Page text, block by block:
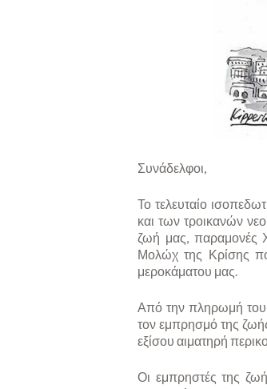
Συνάδελφοι,
Το τελευταίο
και των τροικανών
ζωή μας, παραμονές
Μολώχ της Κρίσης
μεροκάματου μας.
Από την πληρωμή
τον εμπρησμό της
εξίσου αιματηρή
Οι εμπρηστές της